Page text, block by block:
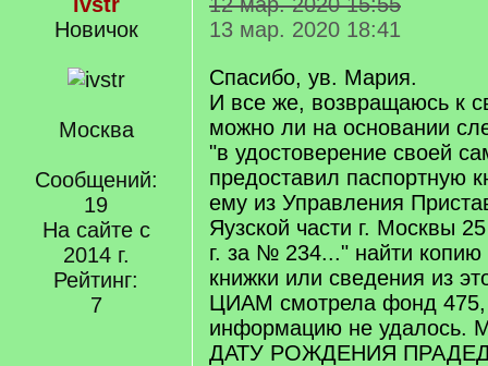
Новичок
Москва
Сообщений:
19
На сайте с
2014 г.
Рейтинг:
7
13 мар. 2020 18:41
Спасибо, ув. Мария.
И все же, возвращаюсь к
можно ли на основании
"в удостоверение своей
предоставил паспортную
ему из Управления
Яузской части г. Москвы
г. за № 234..." найти копию
книжки или сведения из
ЦИАМ смотрела фонд 475,
информацию не удалось.
ДАТУ РОЖДЕНИЯ